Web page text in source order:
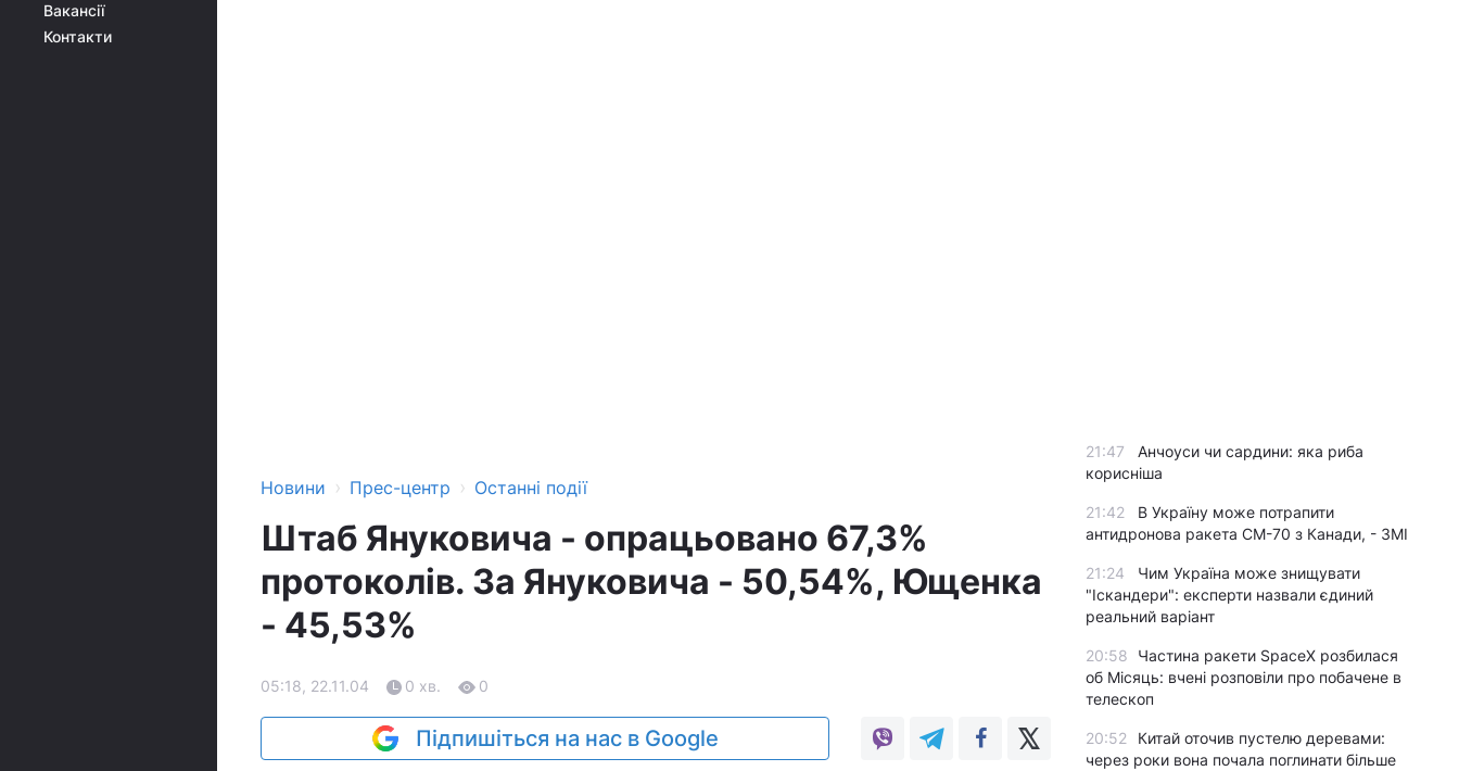
Вакансії
Контакти
Новини › Прес-центр › Останні події
Штаб Януковича - опрацьовано 67,3%
протоколів. За Януковича - 50,54%, Ющенка
- 45,53%
05:18, 22.11.04 0 хв. 0
Підпишіться на нас в Google
21:47
Анчоуси чи сардини: яка риба
корисніша
21:42
В Україну може потрапити
антидронова ракета CM-70 з Канади, - ЗМІ
21:24
Чим Україна може знищувати
"Іскандери": експерти назвали єдиний
реальний варіант
20:58
Частина ракети SpaceX розбилася
об Місяць: вчені розповіли про побачене в
телескоп
20:52
Китай оточив пустелю деревами:
через роки вона почала поглинати більше